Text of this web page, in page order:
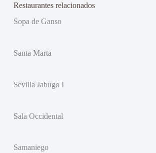
Restaurantes relacionados
Sopa de Ganso
Santa Marta
Sevilla Jabugo I
Sala Occidental
Samaniego